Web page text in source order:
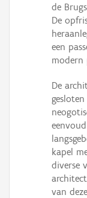
de
De
een
modern
De
kapel
diverse
van